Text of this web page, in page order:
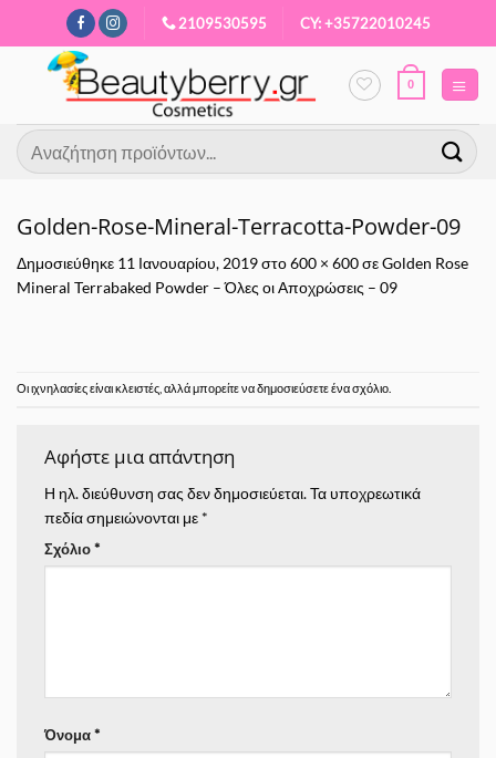
Μετάβαση
περιεχόμενο
2109530595 CY: +35722010245
0
Αναζήτηση
για:
Golden-Rose-Mineral-Terracotta-Powder-09
Δημοσιεύθηκε 11 Ιανουαρίου, 2019στο600 × 600σεGolden Rose
Mineral Terrabaked Powder – Όλες οι Αποχρώσεις – 09
Οι ιχνηλασίες είναι κλειστές, αλλά μπορείτε να δημοσιεύσετεένα σχόλιο
Αφήστε μια απάντηση
Η ηλ. διεύθυνση σας δεν δημοσιεύεται.Τα υποχρεωτικά
πεδία σημειώνονται με *
Σχόλιο*
Όνομα*